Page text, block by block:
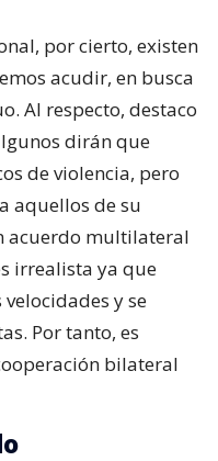
por cierto, existen
acudir, en busca
Al respecto, destaco
dirán que
de violencia, pero
aquellos de su
acuerdo multilateral
irrealista ya que
y se
Por tanto, es
bilateral